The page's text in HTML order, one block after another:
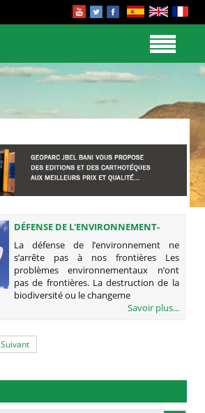
DÉFENSE DE L'ENVIRONNEMENT-
PARTENAIRES - DURABILITÉ
La défense de l’environnement ne
s’arrête pas à nos frontières Les
problèmes environnementaux n’ont
pas de frontières. La destruction de la
biodiversité ou le changeme
Savoir plus...
Suivant